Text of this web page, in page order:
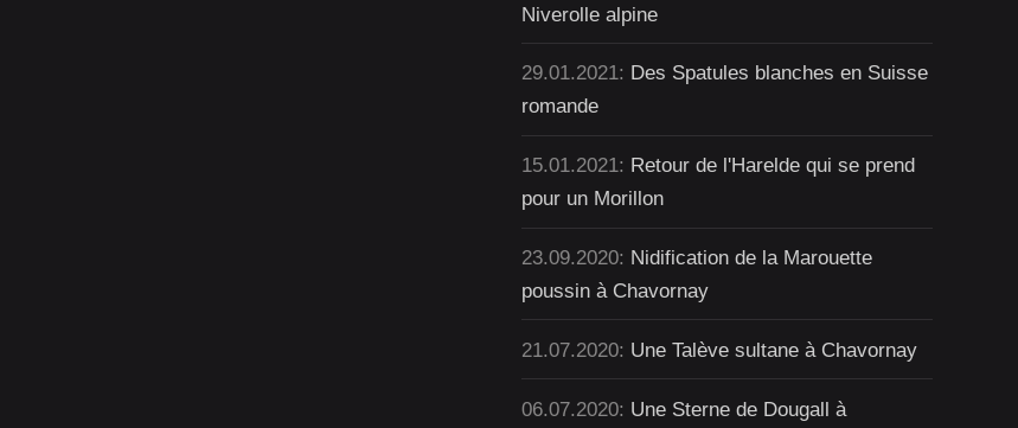
Niverolle alpine
29.01.2021: Des Spatules blanches en Suisse
romande
15.01.2021: Retour de l'Harelde qui se prend
pour un Morillon
23.09.2020: Nidification de la Marouette
poussin à Chavornay
21.07.2020: Une Talève sultane à Chavornay
06.07.2020: Une Sterne de Dougall à